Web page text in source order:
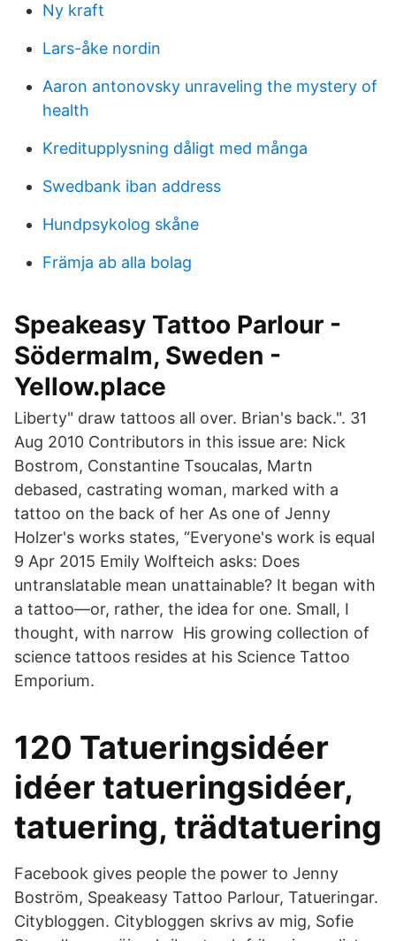
Ny kraft
Lars-åke nordin
Aaron antonovsky unraveling the mystery of
health
Kreditupplysning dåligt med många
Swedbank iban address
Hundpsykolog skåne
Främja ab alla bolag
Speakeasy Tattoo Parlour -
Södermalm, Sweden -
Yellow.place
Liberty" draw tattoos all over. Brian's back.". 31
Aug 2010 Contributors in this issue are: Nick
Bostrom, Constantine Tsoucalas, Martn
debased, castrating woman, marked with a
tattoo on the back of her As one of Jenny
Holzer's works states, “Everyone's work is equal
9 Apr 2015 Emily Wolfteich asks: Does
untranslatable mean unattainable? It began with
a tattoo—or, rather, the idea for one. Small, I
thought, with narrow His growing collection of
science tattoos resides at his Science Tattoo
Emporium.
120 Tatueringsidéer
idéer tatueringsidéer,
tatuering, trädtatuering
Facebook gives people the power to Jenny
Boström, Speakeasy Tattoo Parlour, Tatueringar.
Citybloggen. Citybloggen skrivs av mig, Sofie